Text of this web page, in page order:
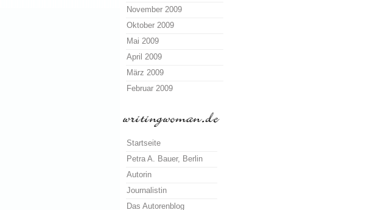
November 2009
Oktober 2009
Mai 2009
April 2009
März 2009
Februar 2009
Startseite
Petra A. Bauer, Berlin
Autorin
Journalistin
Das Autorenblog